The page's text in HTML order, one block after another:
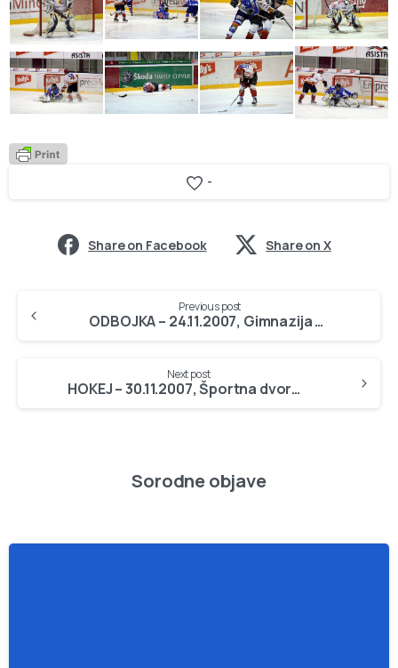
-
Share on Facebook Share on X
Reading
Previous post
ODBOJKA – 24.11.2007, Gimnazija Jesenice, foto Iztok Novak
Next post
HOKEJ – 30.11.2007, Športna dvorana Podmežakla, foto Iztok Novak
Sorodne objave